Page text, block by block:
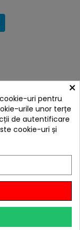
38 cm Activa
×
uri pentru
urile unor terțe
de autentificare
cookie-uri și